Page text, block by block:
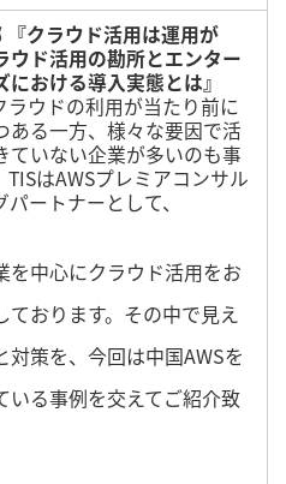
クラウド活用は運用が
ウド活用の勘所とエンター
における導入実態とは』
ラウドの利用が当たり前に
ある一方、様々な要因で活
ていない企業が多いのも事
TISはAWSプレミアコンサル
パートナーとして、
を中心にクラウド活用をお
ております。その中で見え
対策を、今回は中国AWSを
いる事例を交えてご紹介致